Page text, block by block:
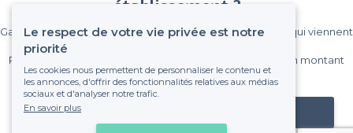
établissement ?
Gagnez de nombreux clients parmi le million de visiteurs qui viennent
Pas de commissions et sans engagement, vous payez un montant
fixe sans risque de voir déraper la facture.
Référencer mon établissement
Le respect de votre vie privée est notre
priorité
Les cookies nous permettent de personnaliser le contenu et
les annonces, d'offrir des fonctionnalités relatives aux médias
sociaux et d'analyser notre trafic.
En savoir plus